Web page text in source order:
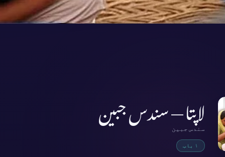
لاپتا — سندس جبین
سندس جبین
۱ باب